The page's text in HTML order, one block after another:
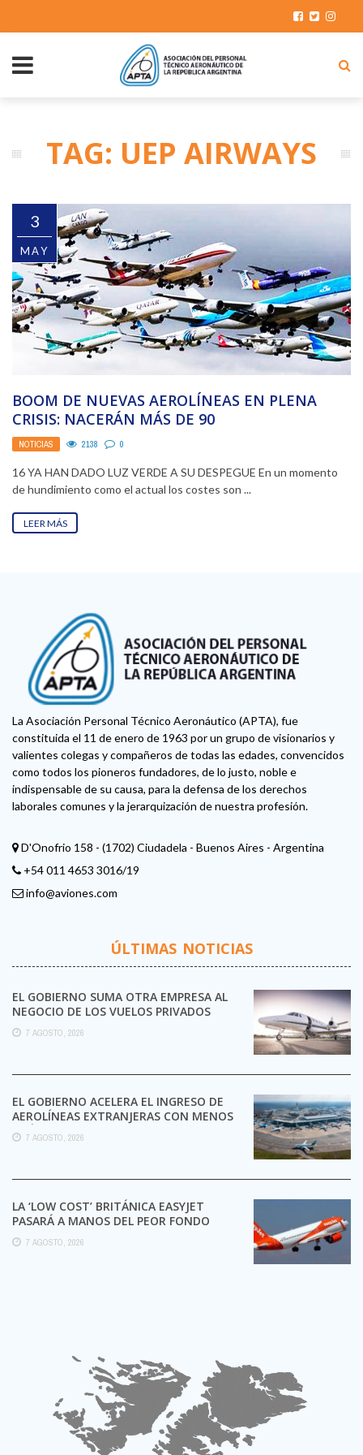
TAG: UEP AIRWAYS
3
MAY
BOOM DE NUEVAS AEROLÍNEAS EN PLENA
CRISIS: NACERÁN MÁS DE 90
NOTICIAS 2138 0
16 YA HAN DADO LUZ VERDE A SU DESPEGUE En un momento
de hundimiento como el actual los costes son ...
LEER MÁS
La Asociación Personal Técnico Aeronáutico (APTA), fue
constituida el 11 de enero de 1963 por un grupo de visionarios y
valientes colegas y compañeros de todas las edades, convencidos
como todos los pioneros fundadores, de lo justo, noble e
indispensable de su causa, para la defensa de los derechos
laborales comunes y la jerarquización de nuestra profesión.
D'Onofrio 158 - (1702) Ciudadela - Buenos Aires - Argentina
+54 011 4653 3016/19
info@aviones.com
ÚLTIMAS NOTICIAS
EL GOBIERNO SUMA OTRA EMPRESA AL
NEGOCIO DE LOS VUELOS PRIVADOS
7 AGOSTO, 2026
EL GOBIERNO ACELERA EL INGRESO DE
AEROLÍNEAS EXTRANJERAS CON MENOS
TRÁMITES
7 AGOSTO, 2026
LA ‘LOW COST’ BRITÁNICA EASYJET
PASARÁ A MANOS DEL PEOR FONDO
POSIBLE:
7 AGOSTO, 2026